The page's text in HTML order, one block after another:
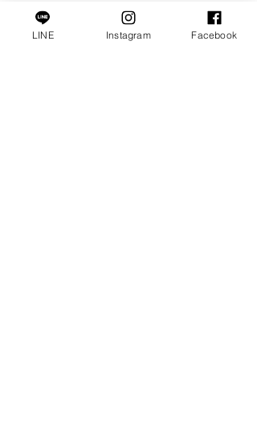
LINE Instagram Facebook